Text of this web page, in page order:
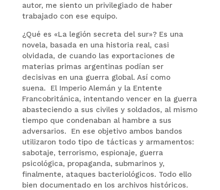
autor, me siento un privilegiado de haber
trabajado con ese equipo.
¿Qué es «La legión secreta del sur»? Es una
novela, basada en una historia real, casi
olvidada, de cuando las exportaciones de
materias primas argentinas podían ser
decisivas en una guerra global. Así como
suena. El Imperio Alemán y la Entente
Francobritánica, intentando vencer en la guerra
abasteciendo a sus civiles y soldados, al mismo
tiempo que condenaban al hambre a sus
adversarios. En ese objetivo ambos bandos
utilizaron todo tipo de tácticas y armamentos:
sabotaje, terrorismo, espionaje, guerra
psicológica, propaganda, submarinos y,
finalmente, ataques bacteriológicos. Todo ello
bien documentado en los archivos históricos.